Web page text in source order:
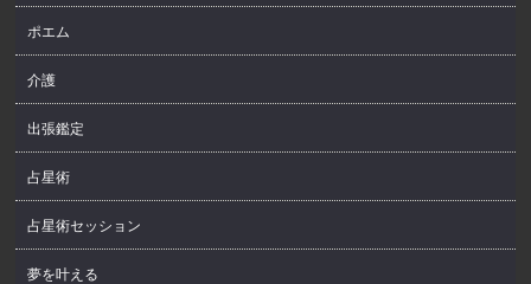
ポエム
介護
出張鑑定
占星術
占星術セッション
夢を叶える